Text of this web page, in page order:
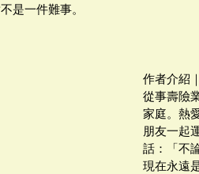
是一件難事。
作者介紹
從事壽險
家庭。熱
朋友一起
話：「不
現在永遠